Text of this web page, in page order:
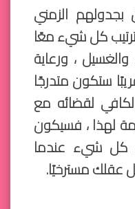
الزمني
كل شيء معًا
، ورعاية
ستكون متدرجًا
لقضائه مع
لهذا ، فسيكون
كل شيء عندما
عقلك مسترخيًا.